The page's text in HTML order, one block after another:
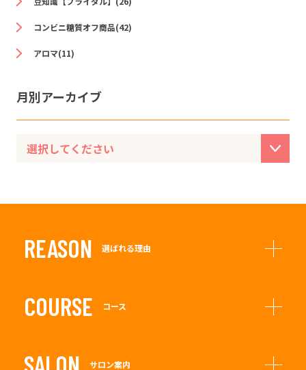
コンビニ糖質オフ商品(42)
アロマ(11)
月別アーカイブ
REASON 選ばれる理由
COURSE コース
サロン案内